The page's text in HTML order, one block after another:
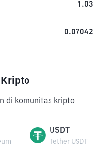
1.03
0.07042
Kripto
di komunitas kripto
USDT
Tether USDT